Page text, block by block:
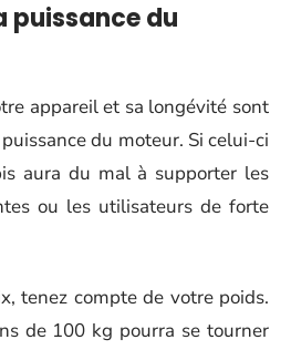
puissance du
appareil et sa longévité sont
du moteur. Si celui-ci
aura du mal à supporter les
ou les utilisateurs de forte
tenez compte de votre poids.
de 100 kg pourra se tourner